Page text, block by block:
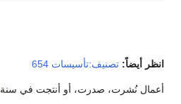
انظر أيضاً: تصنيف:تأسيسات 654
أعمال نُشرت، صدرت، أو أنتجت في سنة